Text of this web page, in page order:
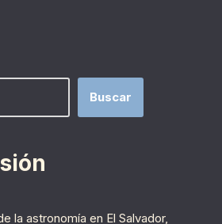
Buscar
la astronomía en El Salvador,